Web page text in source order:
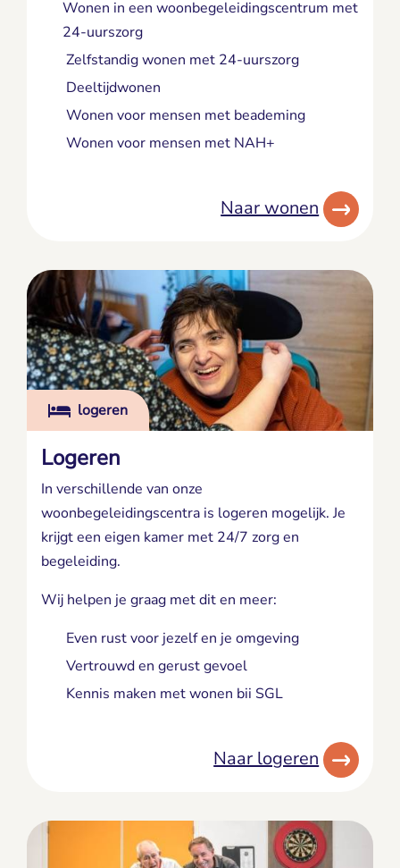
Wonen in een woonbegeleidingscentrum met
24-uurszorg
Zelfstandig wonen met 24-uurszorg
Deeltijdwonen
Wonen voor mensen met beademing
Wonen voor mensen met NAH+
Naar wonen
logeren
Logeren
In verschillende van onze
woonbegeleidingscentra is logeren mogelijk. Je
krijgt een eigen kamer met 24/7 zorg en
begeleiding.
Wij helpen je graag met dit en meer:
Even rust voor jezelf en je omgeving
Vertrouwd en gerust gevoel
Kennis maken met wonen bii SGL
Naar logeren